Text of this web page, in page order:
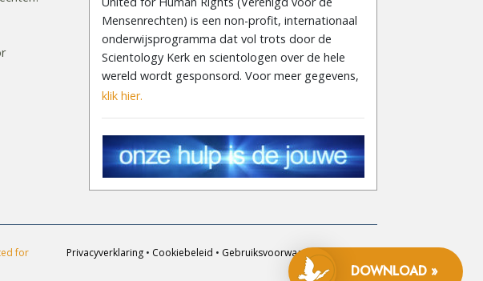
DOWNLOAD »
Mensenrechten) is een non-profit, internationaal
onderwijsprogramma dat vol trots door de
Scientology Kerk en scientologen over de hele
wereld wordt gesponsord. Voor meer gegevens,
klik hier.
for
Privacyverklaring • Cookiebeleid • Gebruiksvoorwaarden
mededeling